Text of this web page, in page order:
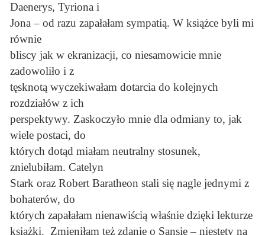
Daenerys, Tyriona i
Jona – od razu zapałałam sympatią. W książce byli mi
równie
bliscy jak w ekranizacji, co niesamowicie mnie
zadowoliło i z
tęsknotą wyczekiwałam dotarcia do kolejnych
rozdziałów z ich
perspektywy. Zaskoczyło mnie dla odmiany to, jak
wiele postaci, do
których dotąd miałam neutralny stosunek,
znielubiłam. Catelyn
Stark oraz Robert Baratheon stali się nagle jednymi z
bohaterów, do
których zapałałam nienawiścią właśnie dzięki lekturze
książki. Zmieniłam też zdanie o Sansie – niestety na